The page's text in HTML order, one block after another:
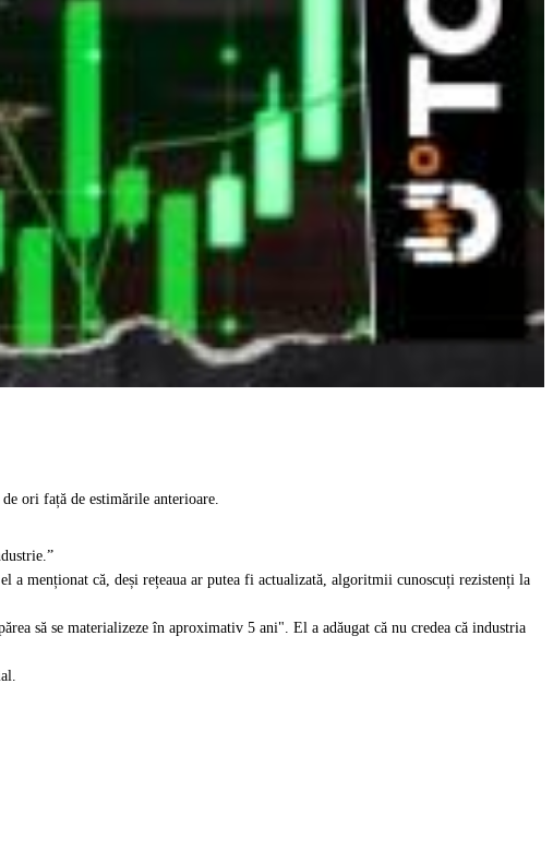
ori față de estimările anterioare.
menționat că, deși rețeaua ar putea fi actualizată, algoritmii cunoscuți rezistenți la
să se materializeze în aproximativ 5 ani". El a adăugat că nu credea că industria